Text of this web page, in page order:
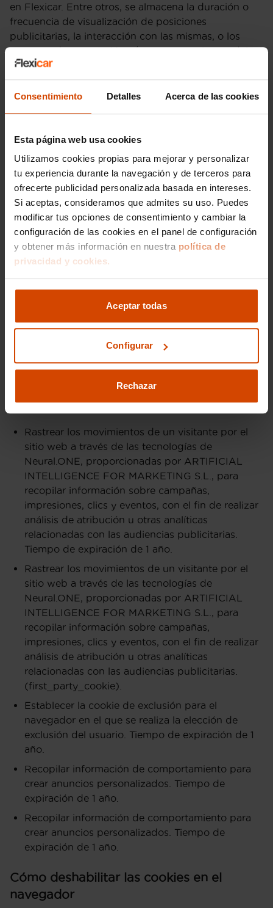
Consentimiento Detalles Acerca de las cookies
Esta página web usa cookies
Utilizamos cookies propias para mejorar y personalizar
tu experiencia durante la navegación y de terceros para
ofrecerte publicidad personalizada basada en intereses.
Si aceptas, consideramos que admites su uso. Puedes
modificar tus opciones de consentimiento y cambiar la
configuración de las cookies en el panel de configuración
y obtener más información en nuestra política de
privacidad y cookies.
Aceptar todas
Configurar
Rechazar
en Flexicar. Entre otros, se almacena la duración o
frecuencia de visualización de posiciones
publicitarias, la interacción con las mismas, o los
patrones de navegación y/o comportamientos del
usuario ya que ayudan a conformar un perfil de
interés publicitario. De este modo, permiten ofrecer
publicidad afín a los intereses del usuario
utilizan herramientas de servicio de publicidad
(Adservers -
http://es.wikipedia.org/wiki/Adserver
de terceros. Estos terceros pueden almacenar
cookies enviadas desde la web de Flexicar
procedentes de los navegadores de los usuarios, así
como acceder a los datos que en ellas se guardan.
Las empresas que generan estas Cookies tienen sus
propias políticas de privacidad.
Doubleclick de Google para gestionar estos
servicios. Para más información, acuda a
https://www.google.com/policies/technologies/ads/
https://www.google.com/intl/es-
Flexicar trabaja también conNeural One
se utiliza las cookies para:
Rastrear los movimientos de un visitante por el
sitio web a través de las tecnologías de
Neural.ONE, proporcionadas por ARTIFICIAL
INTELLIGENCE FOR MARKETING S.L., para
recopilar información sobre campañas,
impresiones, clics y eventos, con el fin de realizar
análisis de atribución u otras analíticas
relacionadas con las audiencias publicitarias.
Tiempo de expiración de 1 año.
Rastrear los movimientos de un visitante por el
sitio web a través de las tecnologías de
Neural.ONE, proporcionadas por ARTIFICIAL
INTELLIGENCE FOR MARKETING S.L., para
recopilar información sobre campañas,
impresiones, clics y eventos, con el fin de realizar
análisis de atribución u otras analíticas
relacionadas con las audiencias publicitarias.
(first_party_cookie).
Establecer la cookie de exclusión para el
navegador en el que se realiza la elección de
exclusión del usuario. Tiempo de expiración de 1
año.
Recopilar información de comportamiento para
crear anuncios personalizados. Tiempo de
expiración de 1 año.
Recopilar información de comportamiento para
crear anuncios personalizados. Tiempo de
expiración de 1 año.
Cómo deshabilitar las cookies en el
navegador